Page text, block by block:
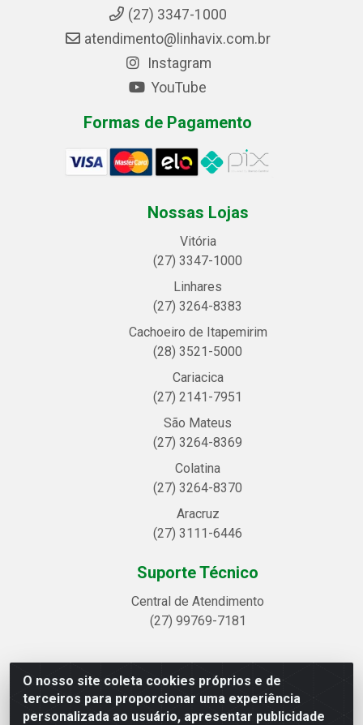
O nosso site coleta cookies próprios e de
terceiros para proporcionar uma experiência
personalizada ao usuário, apresentar publicidade
(27) 3347-1000
atendimento@linhavix.com.br
Instagram
YouTube
Formas de Pagamento
Nossas Lojas
Vitória
(27) 3347-1000
Linhares
(27) 3264-8383
Cachoeiro de Itapemirim
(28) 3521-5000
Cariacica
(27) 2141-7951
São Mateus
(27) 3264-8369
Colatina
(27) 3264-8370
Aracruz
(27) 3111-6446
Suporte Técnico
Central de Atendimento
(27) 99769-7181
Linhavix Distribuidora LTDA - Avenida Alegre, 2521 -
Quadra314 Lote 05 e 07 - Shell, Linhares/ES - CEP